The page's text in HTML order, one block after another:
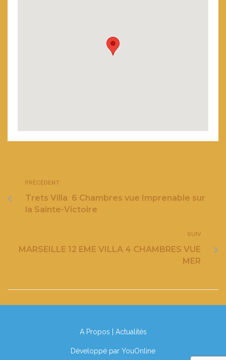
PRÉCÉDENT
Trets Villa 6 Chambres vue Imprenable sur
la Sainte-Victoire
SUIV
MARSEILLE 12 EME VILLA 4 CHAMBRES VUE
MER
A Propos Actualités
Développé par YouOnline